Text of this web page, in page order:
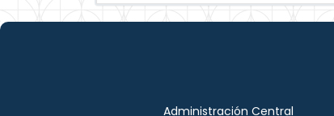
Administración Central